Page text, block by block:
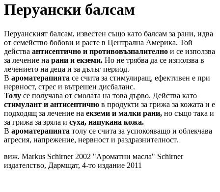
Перуански балсам
Перуанският балсам, известен също като балсам за рани, идва
от семейство бобови и расте в Централна Америка. Той
действа антисептично и противовъзпалително и се използва
за лечение на рани и екземи. Но не трябва да се използва в
лечението на деца и за дълъг период.
В ароматерапията се счита за стимулиращ, ефективен е при
нервност, стрес и вътрешен дисбаланс.
Толу се получава от смолата на това дърво. Действа като
стимулант и антисептично в продукти за грижа за кожата и е
подходящ за лечение на екземи и малки рани, но също така и
за грижа за зряла и суха, напукана кожа.
В ароматерапията толу се счита за успокояващо и облекчава
агресия, напрежение, нервност и раздразнителност.
виж. Markus Schirner 2002 "Ароматни масла" Schirner
издателство, Дармщат, 4-то издание 2011